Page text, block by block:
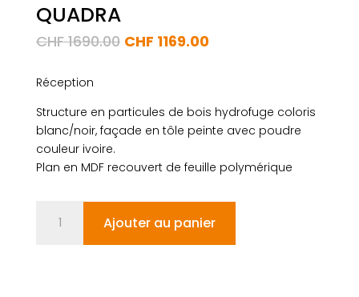
QUADRA
CHF1690.00 Le
CHF 1690.00.
CHF 1169.00Le
CHF 1169.00.
Réception
Structure en particules de bois hydrofuge coloris
blanc/noir, façade en tôle peinte avec poudre
couleur ivoire.
Plan en MDF recouvert de feuille polymérique
QUADRA
Ajouter au panier